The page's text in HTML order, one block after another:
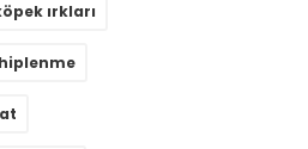
ırkları